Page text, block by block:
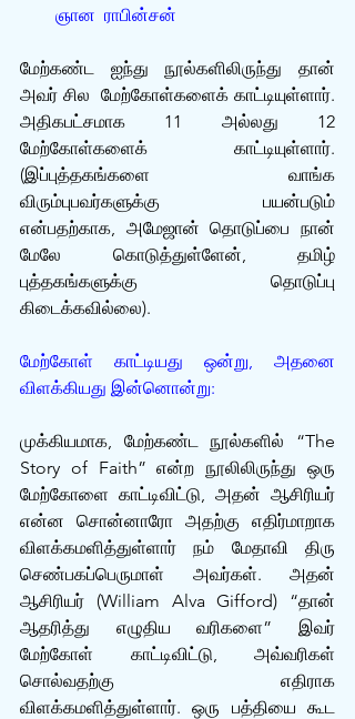
ஞான  ராபின்சன்
மேற்கண்ட ஐந்து நூல்களிலிருந்து தான்
அவர் சில  மேற்கோள்களைக் காட்டியுள்ளார்.
அதிகபட்சமாக 11 அல்லது 12
மேற்கோள்களைக் காட்டியுள்ளார்.
(இப்புத்தகங்களை வாங்க
விரும்புபவர்களுக்கு பயன்படும்
என்பதற்காக, அமேஜான் தொடுப்பை நான்
மேலே கொடுத்துள்ளேன், தமிழ்
புத்தகங்களுக்கு தொடுப்பு
கிடைக்கவில்லை).
மேற்கோள் காட்டியது ஒன்று, அதனை
விளக்கியது இன்னொன்று:
முக்கியமாக, மேற்கண்ட நூல்களில் “The
Story of Faith” என்ற நூலிலிருந்து ஒரு
மேற்கோளை காட்டிவிட்டு, அதன் ஆசிரியர்
என்ன சொன்னாரோ அதற்கு எதிர்மாறாக
விளக்கமளித்துள்ளார் நம் மேதாவி திரு
செண்பகப்பெருமாள் அவர்கள். அதன்
ஆசிரியர் (William Alva Gifford) “தான்
ஆதரித்து எழுதிய வரிகளை” இவர்
மேற்கோள் காட்டிவிட்டு, அவ்வரிகள்
சொல்வதற்கு எதிராக
விளக்கமளித்துள்ளார். ஒரு பத்தியை கூட‌